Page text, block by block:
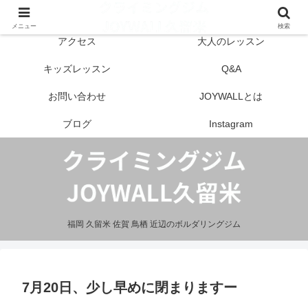
福岡 久留米 佐賀 鳥栖 近辺のボルダリングジム
アクセス 大人のレッスン
キッズレッスン Q&A
お問い合わせ JOYWALLとは
ブログ Instagram
7月20日、少し早めに閉まりますー
メニュー 検索